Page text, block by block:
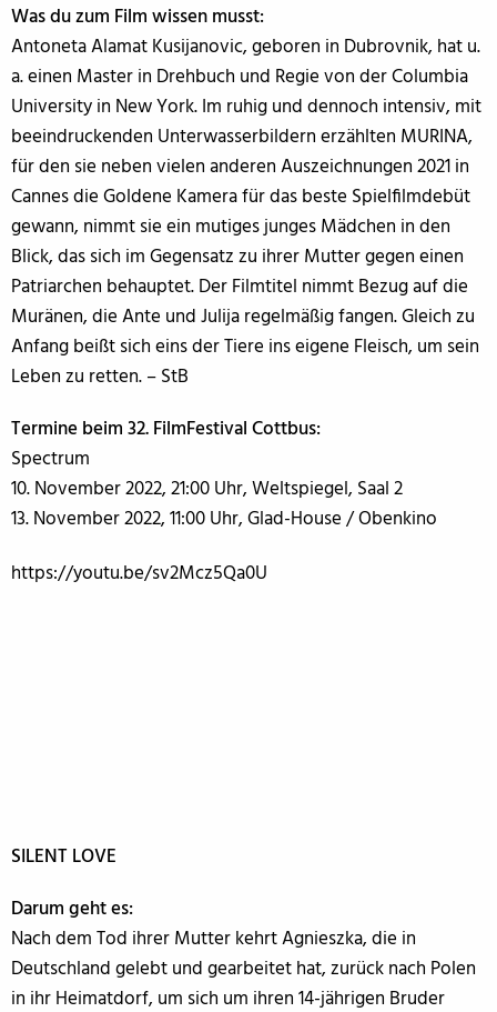
Was du zum Film wissen musst:
Antoneta Alamat Kusijanovic, geboren in Dubrovnik, hat u.
a. einen Master in Drehbuch und Regie von der Columbia
University in New York. Im ruhig und dennoch intensiv, mit
beeindruckenden Unterwasserbildern erzählten MURINA,
für den sie neben vielen anderen Auszeichnungen 2021 in
Cannes die Goldene Kamera für das beste Spielfilmdebüt
gewann, nimmt sie ein mutiges junges Mädchen in den
Blick, das sich im Gegensatz zu ihrer Mutter gegen einen
Patriarchen behauptet. Der Filmtitel nimmt Bezug auf die
Muränen, die Ante und Julija regelmäßig fangen. Gleich zu
Anfang beißt sich eins der Tiere ins eigene Fleisch, um sein
Leben zu retten. – StB
Termine beim 32. FilmFestival Cottbus:
Spectrum
10. November 2022, 21:00 Uhr, Weltspiegel, Saal 2
13. November 2022, 11:00 Uhr, Glad-House / Obenkino
https://youtu.be/sv2Mcz5Qa0U
SILENT LOVE
Darum geht es:
Nach dem Tod ihrer Mutter kehrt Agnieszka, die in
Deutschland gelebt und gearbeitet hat, zurück nach Polen
in ihr Heimatdorf, um sich um ihren 14-jährigen Bruder